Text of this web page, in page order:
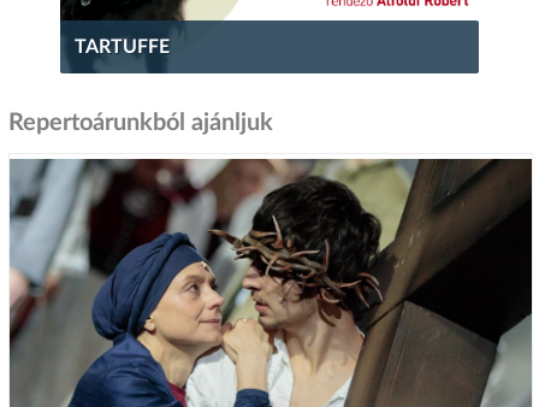
TARTUFFE
Repertoárunkból ajánljuk